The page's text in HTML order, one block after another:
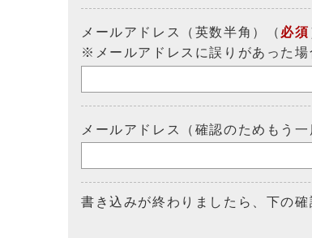
メールアドレス（英数半角）（ 必須
※メールアドレスに誤りがあった場
メールアドレス（確認のためもう
書き込みが終わりましたら、下の確